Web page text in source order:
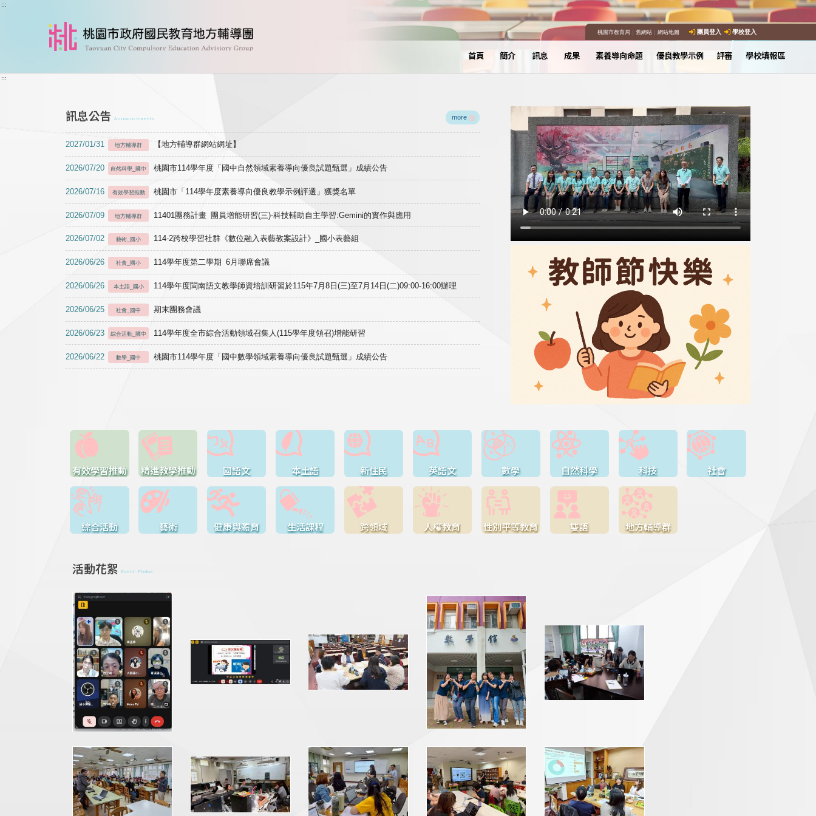
跳到主要內容
:::
桃園市教育局｜ 舊網站｜ 網站地圖 團員登入 學校登入
首頁 簡介 訊息 成果 素養導向命題 優良教學示例 評審 學校填報區
:::
訊息公告 Announcements more
2027/01/31 地方輔導群 【地方輔導群網站網址】
2026/07/20 自然科學_國中 桃園市114學年度「國中自然領域素養導向優良試題甄選」成績公告
2026/07/16 有效學習推動 桃園市「114學年度素養導向優良教學示例評選」獲獎名單
2026/07/09 地方輔導群 11401團務計畫 團員增能研習(三)-科技輔助自主學習:Gemini的實作與應用
2026/07/02 藝術_國小 114-2跨校學習社群《數位融入表藝教案設計》_國小表藝組
2026/06/26 社會_國小 114學年度第二學期 6月聯席會議
2026/06/26 本土語_國小 114學年度閩南語文教學師資培訓研習於115年7月8日(三)至7月14日(二)09:00-16:00辦理
2026/06/25 社會_國中 期末團務會議
2026/06/23 綜合活動_國中 114學年度全市綜合活動領域召集人(115學年度領召)增能研習
2026/06/22 數學_國中 桃園市114學年度「國中數學領域素養導向優良試題甄選」成績公告
有效學習推動 精進教學推動 國語文 本土語 新住民 英語文 數學 自然科學 科技 社會
綜合活動 藝術 健康與體育 生活課程 跨領域 人權教育 性別平等教育 雙語 地方輔導群
活動花絮 Event Photos